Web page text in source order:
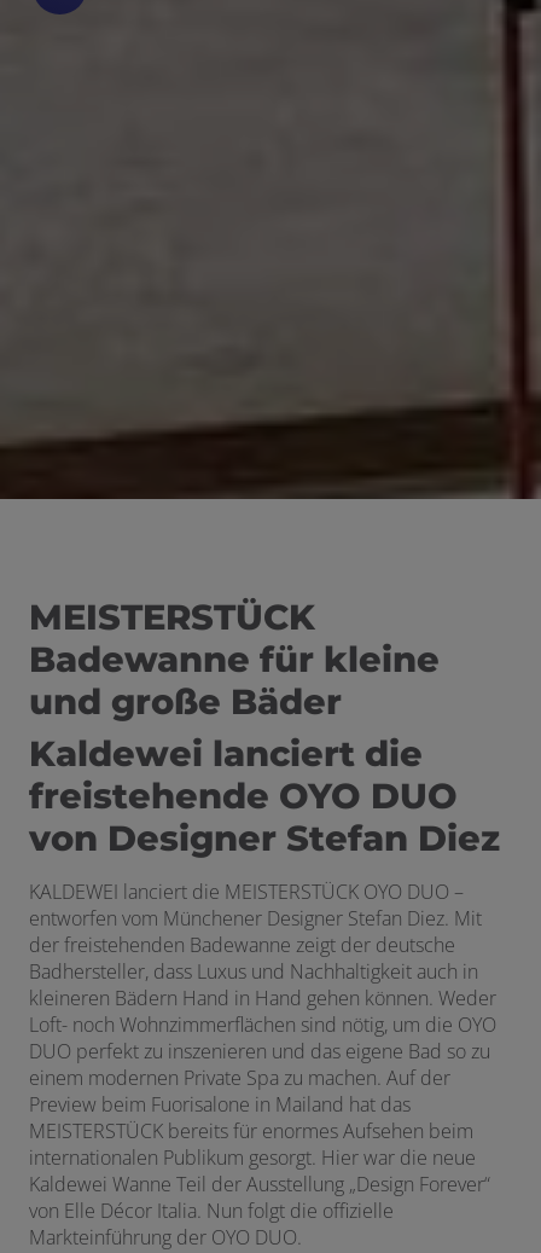
MEISTERSTÜCK
Badewanne für kleine
und große Bäder
Kaldewei lanciert die
freistehende OYO DUO
von Designer Stefan Diez
KALDEWEI lanciert die MEISTERSTÜCK OYO DUO –
entworfen vom Münchener Designer Stefan Diez. Mit
der freistehenden Badewanne zeigt der deutsche
Badhersteller, dass Luxus und Nachhaltigkeit auch in
kleineren Bädern Hand in Hand gehen können. Weder
Loft- noch Wohnzimmerflächen sind nötig, um die OYO
DUO perfekt zu inszenieren und das eigene Bad so zu
einem modernen Private Spa zu machen. Auf der
Preview beim Fuorisalone in Mailand hat das
MEISTERSTÜCK bereits für enormes Aufsehen beim
internationalen Publikum gesorgt. Hier war die neue
Kaldewei Wanne Teil der Ausstellung „Design Forever“
von Elle Décor Italia. Nun folgt die offizielle
Markteinführung der OYO DUO.